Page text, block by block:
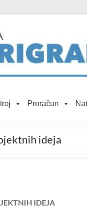
Proračun
ideja
IDEJA